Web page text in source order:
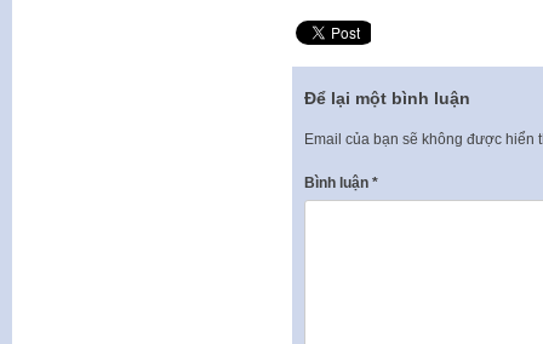
Để lại một bình luận
Email của bạn sẽ không được hiển
Bình luận *